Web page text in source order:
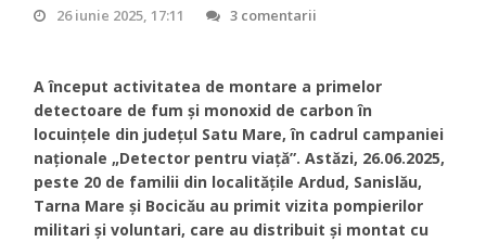
26 iunie 2025, 17:11 3 comentarii
A început activitatea de montare a primelor
detectoare de fum și monoxid de carbon în
locuințele din județul Satu Mare, în cadrul campaniei
naționale „Detector pentru viață”. Astăzi, 26.06.2025,
peste 20 de familii din localitățile Ardud, Sanislău,
Tarna Mare și Bocicău au primit vizita pompierilor
militari și voluntari, care au distribuit și montat cu